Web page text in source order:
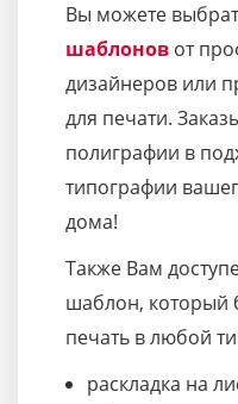
Вы можете
шаблонов от
дизайнеров или
для печати.
полиграфии в
типографии
дома!
Также Вам
шаблон, который
печать в любой
раскладка на